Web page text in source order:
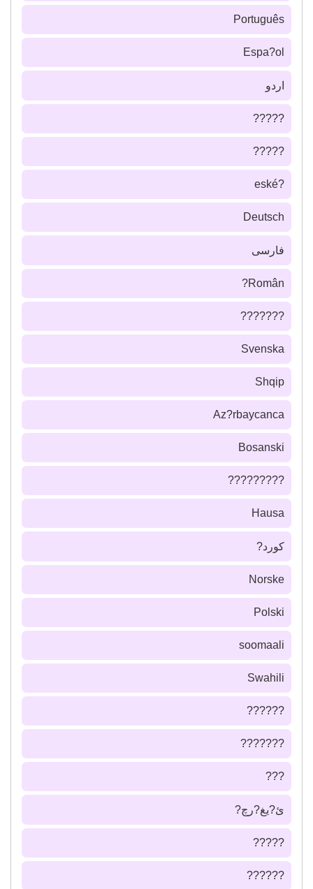
Português
Espa?ol
اردو
?????
?????
?eské
Deutsch
فارسى
Român?
???????
Svenska
Shqip
Az?rbaycanca
Bosanski
?????????
Hausa
كورد?
Norske
Polski
soomaali
Swahili
??????
???????
???
ئ?يغ?رچ?
?????
??????